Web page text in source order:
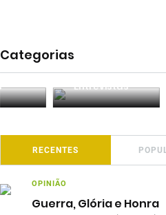
Categorias
Entrevistas
RECENTES
OPINIÃO
Guerra, Glória e Honra